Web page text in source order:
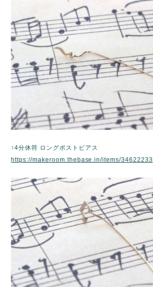
↑4分休符 ロングポストピアス
https://makeroom.thebase.in/items/34622233